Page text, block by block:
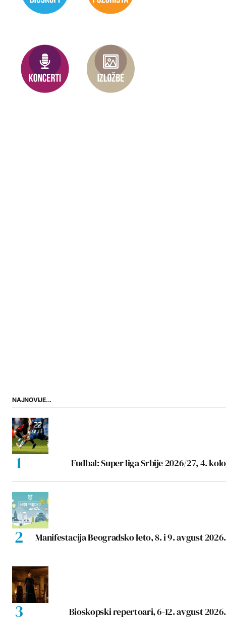
NAJNOVIJE...
Fudbal: Super liga Srbije 2026/27, 4. kolo
Manifestacija Beogradsko leto, 8. i 9. avgust 2026.
Bioskopski repertoari, 6-12. avgust 2026.